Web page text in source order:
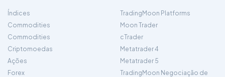
Índices
Commodities
Commodities
Criptomoedas
Ações
Forex
TradingMoon Platforms
Moon Trader
cTrader
Metatrader 4
Metatrader 5
TradingMoon Negociação de